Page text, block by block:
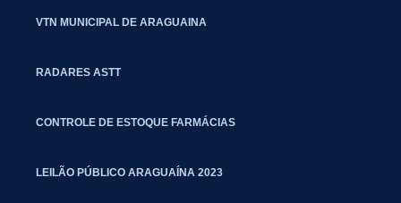
VTN MUNICIPAL DE ARAGUAINA
RADARES ASTT
CONTROLE DE ESTOQUE FARMÁCIAS
LEILÃO PÚBLICO ARAGUAÍNA 2023